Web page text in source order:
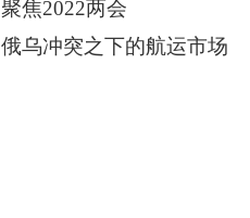
聚焦2022两会
俄乌冲突之下的航运市场